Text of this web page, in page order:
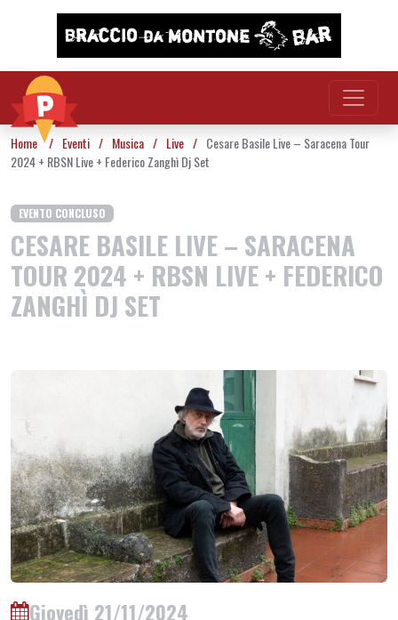
Vai al contenuto
Home / Eventi / Musica / Live / Cesare Basile Live – Saracena Tour
2024 + RBSN Live + Federico Zanghì Dj Set
EVENTO CONCLUSO
CESARE BASILE LIVE – SARACENA
TOUR 2024 + RBSN LIVE + FEDERICO
ZANGHÌ DJ SET
Giovedì 21/11/2024